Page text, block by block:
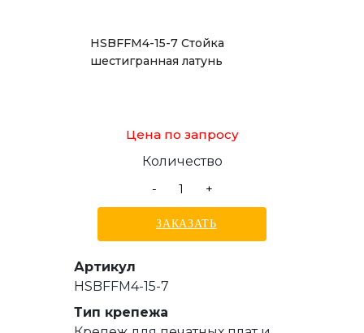
HSBFFM4-15-7 Стойка
шестигранная латунь
Цена по запросу
Количество
-
+
ЗАКАЗАТЬ
Артикул
HSBFFM4-15-7
Тип крепежа